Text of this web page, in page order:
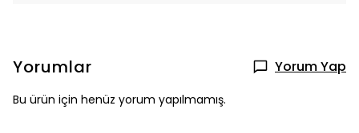
Yorumlar Yorum Yap
Bu ürün için henüz yorum yapılmamış.